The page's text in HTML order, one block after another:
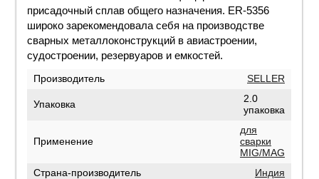
присадочный сплав общего назначения. ER-5356
широко зарекомендовала себя на производстве
сварных металлоконструкций в авиастроении,
судостроении, резервуаров и емкостей.
Производитель SELLER
Упаковка
2.0
упаковка
Применение
для
сварки
MIG/MAG
Страна-производитель
Индия